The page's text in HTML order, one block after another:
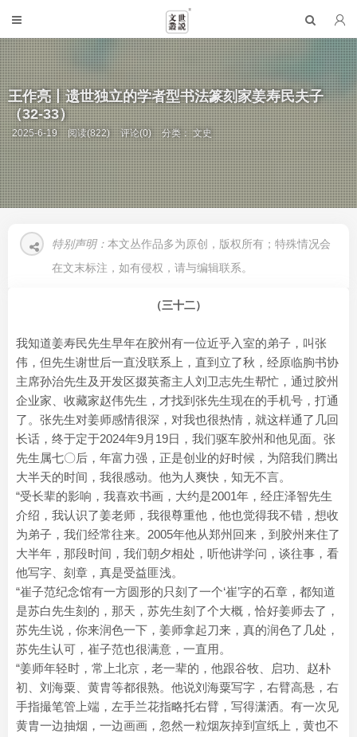
王作亮丨遗世独立的学者型书法篆刻家姜寿民夫子
（32-33）
2025-6-19 阅读(822) 评论(0) 分类：文史
特别声明： 本文丛作品多为原创，版权所有；特殊情况会
在文末标注，如有侵权，请与编辑联系。
（三十二）
我知道姜寿民先生早年在胶州有一位近乎入室的弟子，叫张
伟，但先生谢世后一直没联系上，直到立了秋，经原临朐书协
主席孙治先生及开发区掇英斋主人刘卫志先生帮忙，通过胶州
企业家、收藏家赵伟先生，才找到张先生现在的手机号，打通
了。张先生对姜师感情很深，对我也很热情，就这样通了几回
长话，终于定于2024年9月19日，我们驱车胶州和他见面。张
先生属七〇后，年富力强，正是创业的好时候，为陪我们腾出
大半天的时间，我很感动。他为人爽快，知无不言。
“受长辈的影响，我喜欢书画，大约是2001年，经庄泽智先生
介绍，我认识了姜老师，我很尊重他，他也觉得我不错，想收
为弟子，我们经常往来。2005年他从郑州回来，到胶州来住了
大半年，那段时间，我们朝夕相处，听他讲学问，谈往事，看
他写字、刻章，真是受益匪浅。
“崔子范纪念馆有一方圆形的只刻了一个‘崔’字的石章，都知道
是苏白先生刻的，那天，苏先生刻了个大概，恰好姜师去了，
苏先生说，你来润色一下，姜师拿起刀来，真的润色了几处，
苏先生认可，崔子范也很满意，一直用。
“姜师年轻时，常上北京，老一辈的，他跟谷牧、启功、赵朴
初、刘海粟、黄胄等都很熟。他说刘海粟写字，右臂高悬，右
手指撮笔管上端，左手兰花指略托右臂，写得潇洒。有一次见
黄胄一边抽烟，一边画画，忽然一粒烟灰掉到宣纸上，黄也不